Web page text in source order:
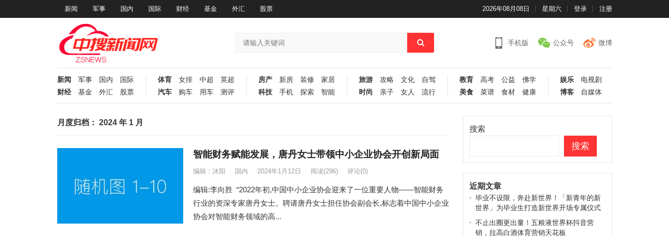
新闻 军事 国内 国际 财经 基金 外汇 股票 2026年08月08日 星期六 登录 注册
手机版 公众号 微博
新闻 军事 国内
国际
财经
基金 外汇 股票
体育 女排 中超
英超
汽车
购车 用车 测评
房产 新房 装修
家居
科技
手机 探索 智能
旅游 攻略 文化
自驾
时尚
亲子 女人 流行
教育 高考 公益
佛学
美食
菜谱 食材 健康
娱乐
电视剧
博客
自媒体
月度归档： 2024 年 1 月
智能财务赋能发展，唐丹女士带领中小企业协会开创新局面
编辑：沐阳 国内 2024年1月12日 阅读(296) 评论(0)
编辑:李向胜 “2022年初,中国中小企业协会迎来了一位重要人物——智能财务
行业的资深专家唐丹女士。聘请唐丹女士担任协会副会长,标志着中国中小企业
协会对智能财务领域的高...
搜索
搜索
近期文章
毕业不设限，奔赴新世界！「新青年的新
世界」为毕业生打造新世界开场专属仪式
不止出圈更出量！五粮液世界杯抖音营
销，拉高白酒体育营销天花板